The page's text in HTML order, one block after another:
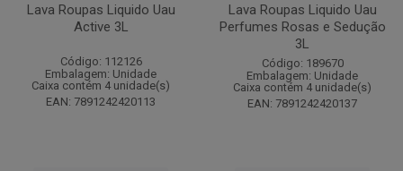
Lava Roupas Liquido Uau
Active 3L
Código: 112126
Embalagem: Unidade
Caixa contém 4 unidade(s)
EAN: 7891242420113
Lava Roupas Liquido Uau
Perfumes Rosas e Sedução
3L
Código: 189670
Embalagem: Unidade
Caixa contém 4 unidade(s)
EAN: 7891242420137